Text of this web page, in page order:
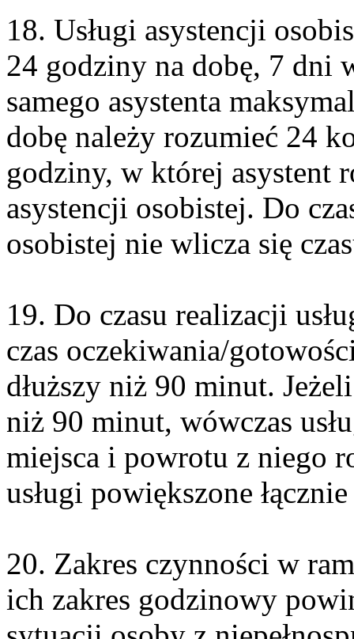
18. Usługi asystencji
24 godziny na dobę, 7 dni
samego asystenta
dobę należy rozumieć 24
godziny, w której asystent
asystencji osobistej. Do
osobistej nie wlicza się
19. Do czasu realizacji
czas oczekiwania/
dłuższy niż 90 minut.
niż 90 minut, wówczas
miejsca i powrotu z niego
usługi powiększone
20. Zakres czynności w
ich zakres godzinowy